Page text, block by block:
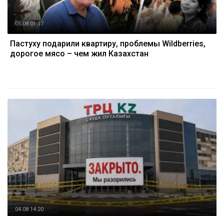
05.08 01:17
Пастуху подарили квартиру, проблемы Wildberries,
дорогое мясо – чем жил Казахстан
04.08 14:20